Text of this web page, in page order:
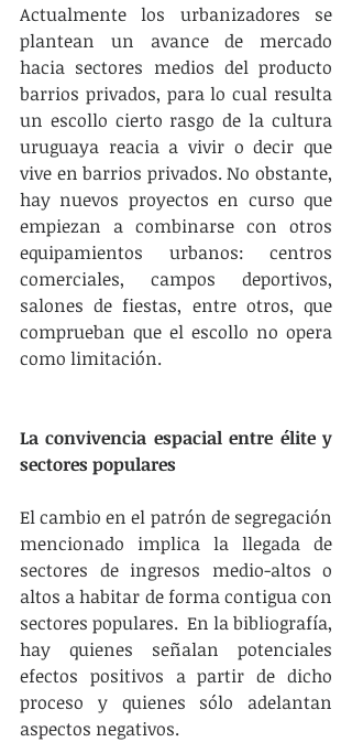
Actualmente los urbanizadores se
plantean un avance de mercado
hacia sectores medios del producto
barrios privados, para lo cual resulta
un escollo cierto rasgo de la cultura
uruguaya reacia a vivir o decir que
vive en barrios privados. No obstante,
hay nuevos proyectos en curso que
empiezan a combinarse con otros
equipamientos urbanos: centros
comerciales, campos deportivos,
salones de fiestas, entre otros, que
comprueban que el escollo no opera
como limitación.
La convivencia espacial entre élite y
sectores populares
El cambio en el patrón de segregación
mencionado implica la llegada de
sectores de ingresos medio-altos o
altos a habitar de forma contigua con
sectores populares.  En la bibliografía,
hay quienes señalan potenciales
efectos positivos a partir de dicho
proceso y quienes sólo adelantan
aspectos negativos.